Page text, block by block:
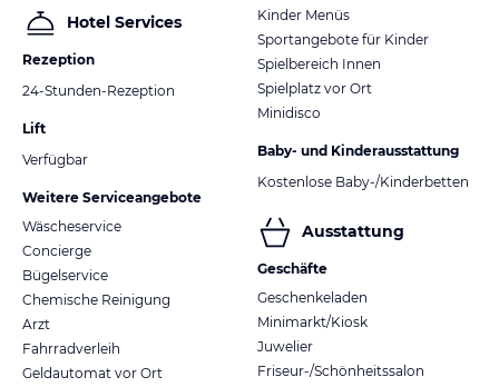
Hotel Services
Rezeption
24-Stunden-Rezeption
Lift
Verfügbar
Weitere Serviceangebote
Wäscheservice
Concierge
Bügelservice
Chemische Reinigung
Arzt
Fahrradverleih
Geldautomat vor Ort
Kinder Menüs
Sportangebote für Kinder
Spielbereich Innen
Spielplatz vor Ort
Minidisco
Baby- und Kinderausstattung
Kostenlose Baby-/Kinderbetten
Ausstattung
Geschäfte
Geschenkeladen
Minimarkt/Kiosk
Juwelier
Friseur-/Schönheitssalon